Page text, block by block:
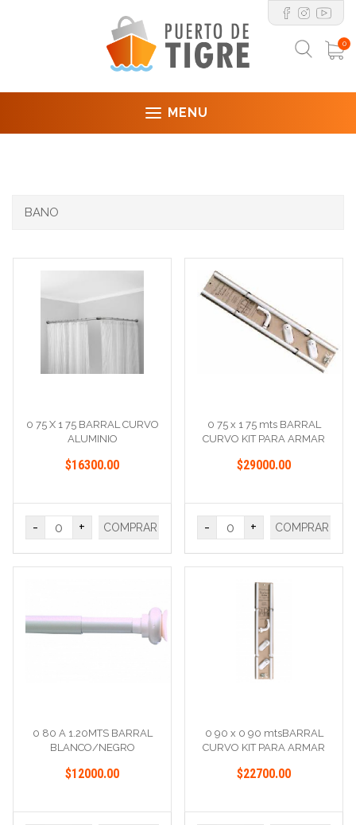
0
MENU
BANO
0 75 X 1 75 BARRAL CURVO
ALUMINIO
$16300.00
- + COMPRAR
0 75 x 1 75 mts BARRAL
CURVO KIT PARA ARMAR
$29000.00
- + COMPRAR
0 80 A 1.20MTS BARRAL
BLANCO/NEGRO
$12000.00
0 90 x 0 90 mtsBARRAL
CURVO KIT PARA ARMAR
$22700.00